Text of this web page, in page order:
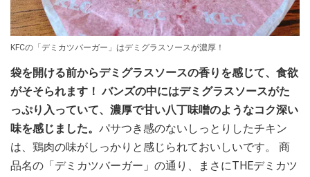
KFCの「デミカツバーガー」はデミグラスソースが濃厚！
袋を開ける前からデミグラスソースの香りを感じて、食欲
がそそられます！ バンズの中にはデミグラスソースがた
っぷり入っていて、濃厚で甘い八丁味噌のようなコク深い
味を感じました。 パサつき感のないしっとりしたチキン
は、鶏肉の味がしっかりと感じられておいしいです。 商
品名の「デミカツバーガー」の通り、まさにTHEデミカツ